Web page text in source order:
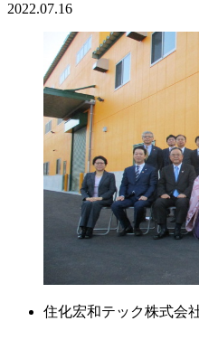
2022.07.16
住化宏和テック株式